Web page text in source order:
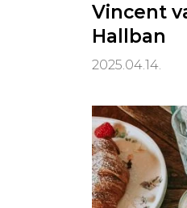
Vincent
Hallban
2025.04.14.